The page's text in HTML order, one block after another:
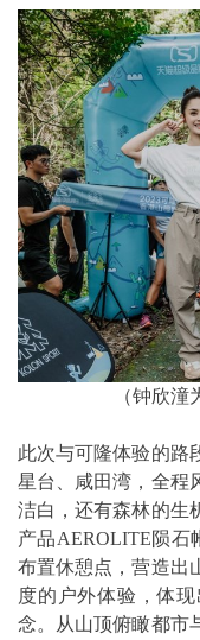
（钟欣潼
此次与可隆体验的路
星台、咸田湾，全程
洁白，还有森林的生
产品AEROLITE陨石
布置休憩点，营造出
度的户外体验，体
念。从山顶俯瞰都市